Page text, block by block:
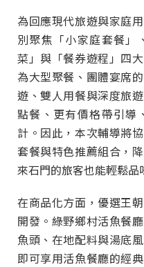
為回應現代旅遊與家庭
別聚焦「小家庭套餐」
菜」與「餐券遊程」四
為大型聚餐、團體宴席
遊、雙人用餐與深度旅
點餐、更有價格帶引導
計。因此，本次輔導將
套餐與特色推薦組合，
來石門的旅客也能輕鬆品
在商品化方面，優選王
開發。綠野鄉村活魚餐
魚頭、在地配料與湯底
即可享用活魚餐廳的經